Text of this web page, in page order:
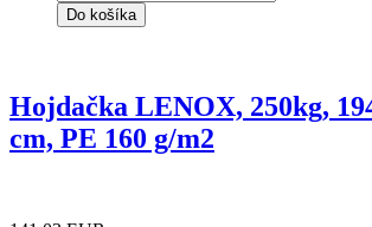
Do košíka
Hojdačka LENOX, 250kg,
cm, PE 160 g/m2